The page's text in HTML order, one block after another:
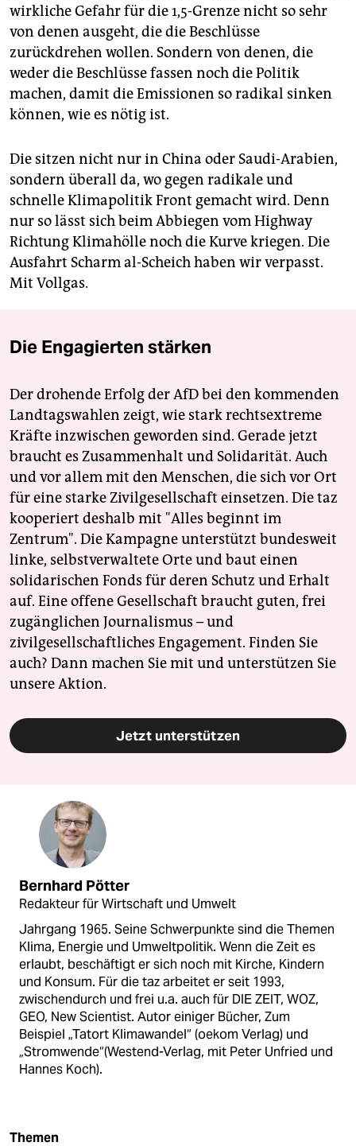
wirkliche Gefahr für die 1,5-Grenze nicht so sehr
von denen ausgeht, die die Beschlüsse
zurückdrehen wollen. Sondern von denen, die
weder die Beschlüsse fassen noch die Politik
machen, damit die Emissionen so radikal sinken
können, wie es nötig ist.
Die sitzen nicht nur in China oder Saudi-Arabien,
sondern überall da, wo gegen radikale und
schnelle Klimapolitik Front gemacht wird. Denn
nur so lässt sich beim Abbiegen vom Highway
Richtung Klimahölle noch die Kurve kriegen. Die
Ausfahrt Scharm al-Scheich haben wir verpasst.
Mit Vollgas.
Die Engagierten stärken
Der drohende Erfolg der AfD bei den kommenden
Landtagswahlen zeigt, wie stark rechtsextreme
Kräfte inzwischen geworden sind. Gerade jetzt
braucht es Zusammenhalt und Solidarität. Auch
und vor allem mit den Menschen, die sich vor Ort
für eine starke Zivilgesellschaft einsetzen. Die taz
kooperiert deshalb mit "Alles beginnt im
Zentrum". Die Kampagne unterstützt bundesweit
linke, selbstverwaltete Orte und baut einen
solidarischen Fonds für deren Schutz und Erhalt
auf. Eine offene Gesellschaft braucht guten, frei
zugänglichen Journalismus – und
zivilgesellschaftliches Engagement. Finden Sie
auch? Dann machen Sie mit und unterstützen Sie
unsere Aktion.
Jetzt unterstützen
Bernhard Pötter
Redakteur für Wirtschaft und Umwelt
Jahrgang 1965. Seine Schwerpunkte sind die Themen
Klima, Energie und Umweltpolitik. Wenn die Zeit es
erlaubt, beschäftigt er sich noch mit Kirche, Kindern
und Konsum. Für die taz arbeitet er seit 1993,
zwischendurch und frei u.a. auch für DIE ZEIT, WOZ,
GEO, New Scientist. Autor einiger Bücher, Zum
Beispiel „Tatort Klimawandel“ (oekom Verlag) und
„Stromwende“(Westend-Verlag, mit Peter Unfried und
Hannes Koch).
Themen